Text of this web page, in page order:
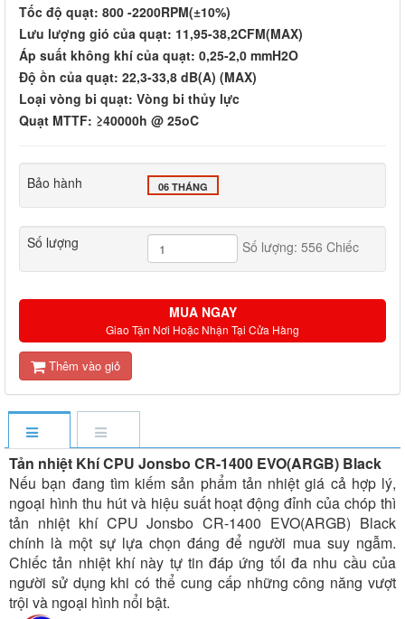
Tốc độ quạt: 800 -2200RPM(±10%)
Lưu lượng gió của quạt: 11,95-38,2CFM(MAX)
Áp suất không khí của quạt: 0,25-2,0 mmH2O
Độ ồn của quạt: 22,3-33,8 dB(A) (MAX)
Loại vòng bi quạt: Vòng bi thủy lực
Quạt MTTF: ≥40000h @ 25oC
Bảo hành 06 THÁNG
Số lượng Số lượng: 556 Chiếc
MUA NGAY
Giao Tận Nơi Hoặc Nhận Tại Cửa Hàng
Thêm vào giỏ
Tản nhiệt Khí CPU Jonsbo CR-1400 EVO(ARGB) Black
Nếu bạn đang tìm kiếm sản phẩm tản nhiệt giá cả hợp lý,
ngoại hình thu hút và hiệu suất hoạt động đỉnh của chóp thì
tản nhiệt khí CPU Jonsbo CR-1400 EVO(ARGB) Black
chính là một sự lựa chọn đáng để người mua suy ngẫm.
Chiếc tản nhiệt khí này tự tin đáp ứng tối đa nhu cầu của
người sử dụng khi có thể cung cấp những công năng vượt
trội và ngoại hình nổi bật.